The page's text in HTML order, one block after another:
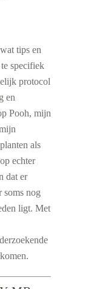
tips en
specifiek
protocol
en
Pooh, mijn
als
echter
dat er
soms nog
ligt. Met